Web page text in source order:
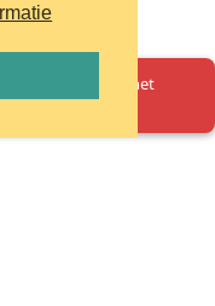
en probeer het